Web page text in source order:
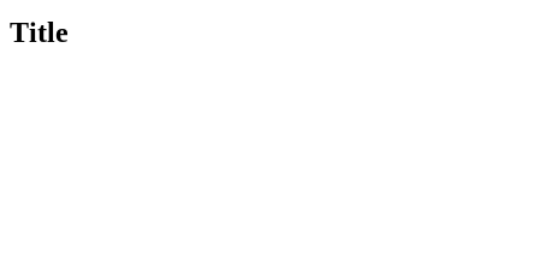
Title